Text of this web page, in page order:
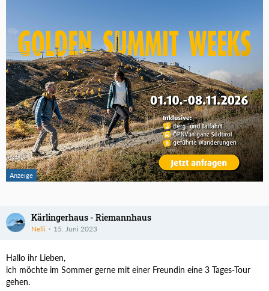
Kärlingerhaus - Riemannhaus
Nelli 15. Juni 2023
Hallo ihr Lieben,
ich möchte im Sommer gerne mit einer Freundin eine 3 Tages-Tour
gehen.